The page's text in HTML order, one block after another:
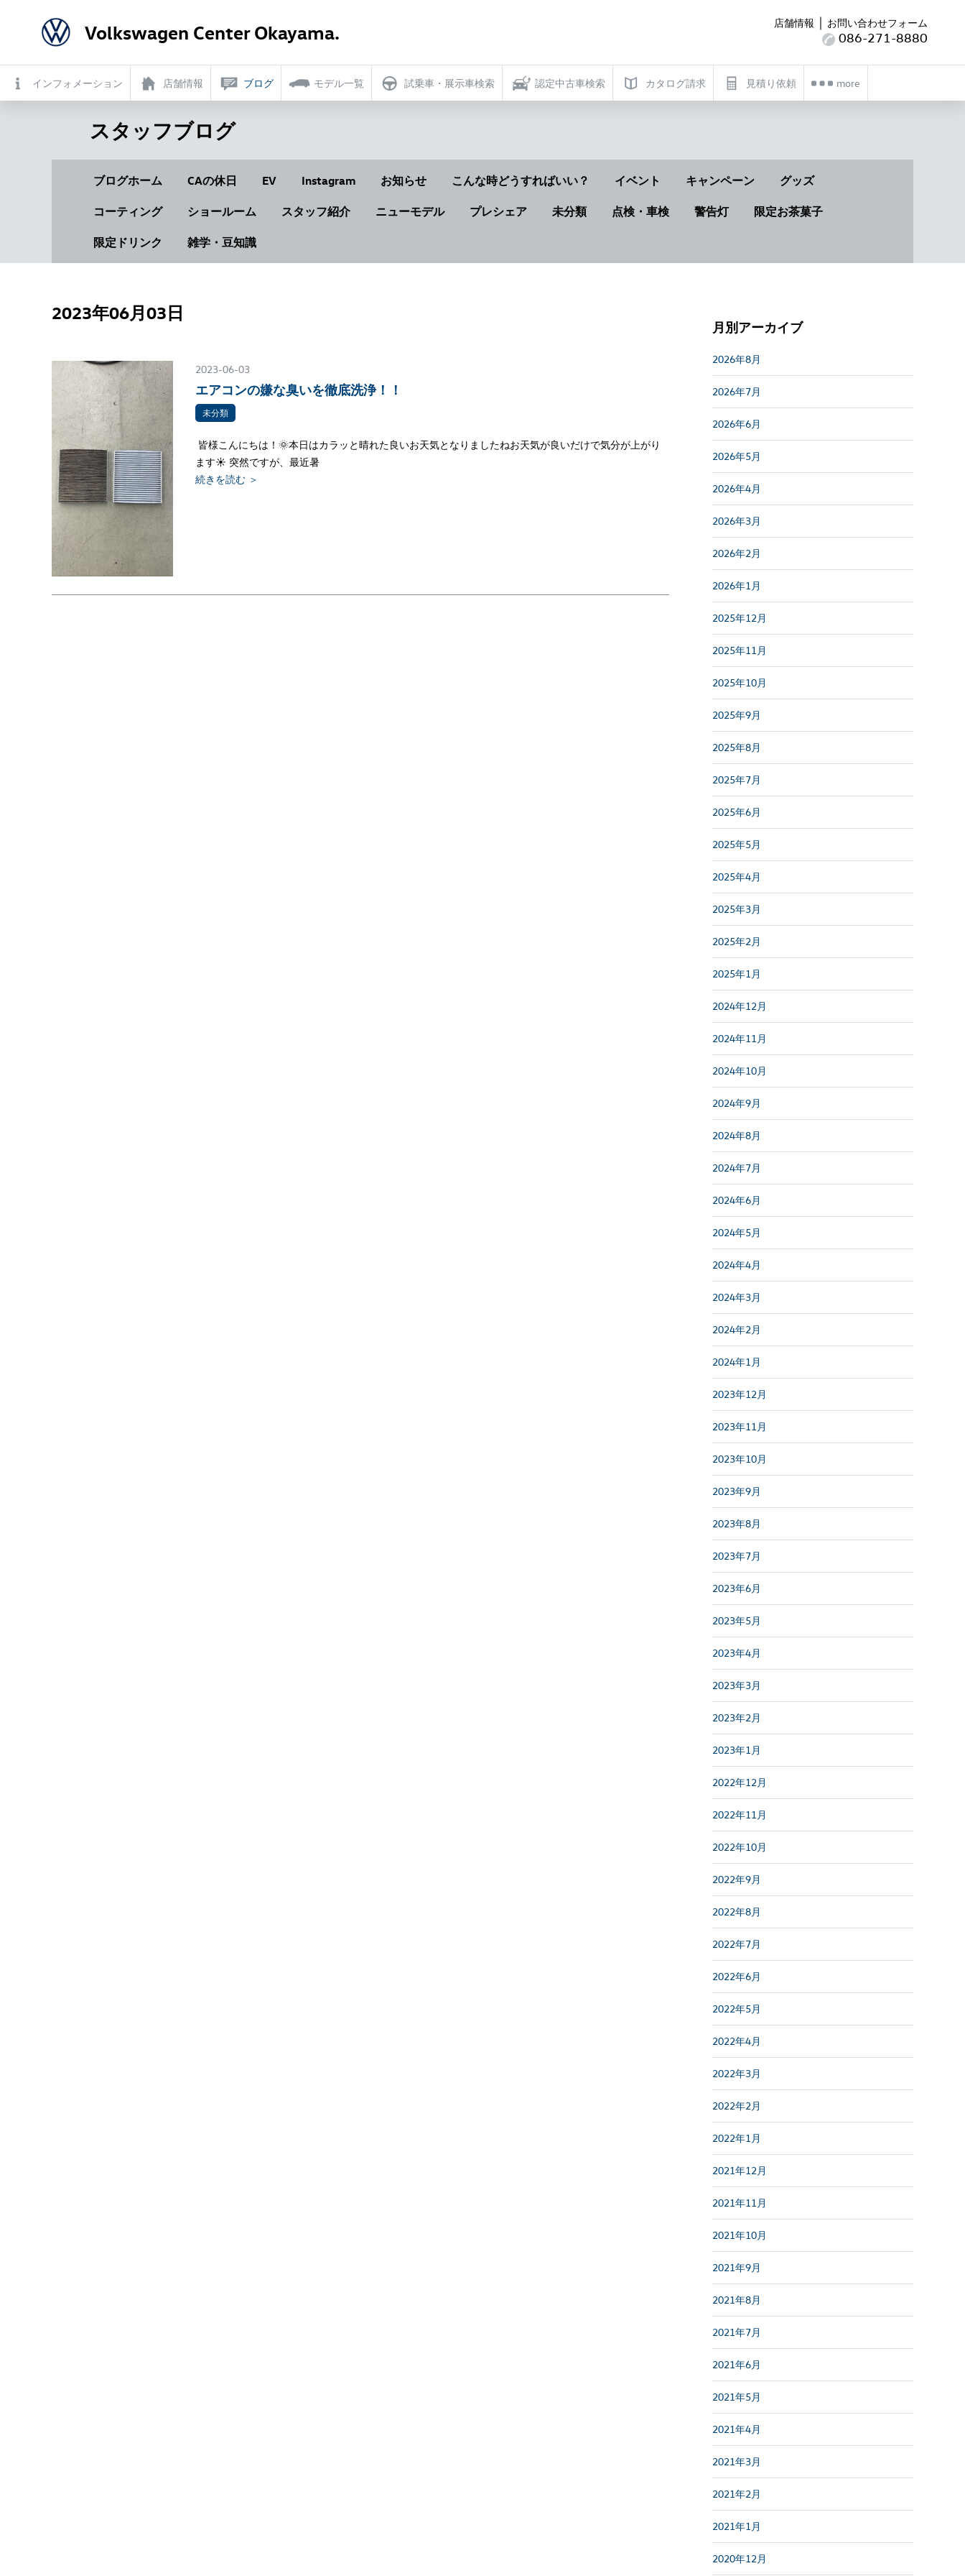
Volkswagen Center Okayama.
インフォメーション 店舗情報 ブログ モデル一覧 試乗車・展示車検索 認定中古車検索 カタログ請求 見積り依頼 more
店舗情報 ｜ お問い合わせフォーム
086-271-8880
スタッフブログ
ブログホーム CAの休日 EV Instagram お知らせ こんな時どうすればいい？ イベント キャンペーン グッズ
コーティング ショールーム スタッフ紹介 ニューモデル プレシェア 未分類 点検・車検 警告灯 限定お茶菓子
限定ドリンク 雑学・豆知識
2023年06月03日
2023-06-03
エアコンの嫌な臭いを徹底洗浄！！
未分類
皆様こんにちは！🌞本日はカラッと晴れた良いお天気となりましたねお天気が良いだけで気分が上がり
ます☀ 突然ですが、最近暑
続きを読む ＞
月別アーカイブ
2026年8月
2026年7月
2026年6月
2026年5月
2026年4月
2026年3月
2026年2月
2026年1月
2025年12月
2025年11月
2025年10月
2025年9月
2025年8月
2025年7月
2025年6月
2025年5月
2025年4月
2025年3月
2025年2月
2025年1月
2024年12月
2024年11月
2024年10月
2024年9月
2024年8月
2024年7月
2024年6月
2024年5月
2024年4月
2024年3月
2024年2月
2024年1月
2023年12月
2023年11月
2023年10月
2023年9月
2023年8月
2023年7月
2023年6月
2023年5月
2023年4月
2023年3月
2023年2月
2023年1月
2022年12月
2022年11月
2022年10月
2022年9月
2022年8月
2022年7月
2022年6月
2022年5月
2022年4月
2022年3月
2022年2月
2022年1月
2021年12月
2021年11月
2021年10月
2021年9月
2021年8月
2021年7月
2021年6月
2021年5月
2021年4月
2021年3月
2021年2月
2021年1月
2020年12月